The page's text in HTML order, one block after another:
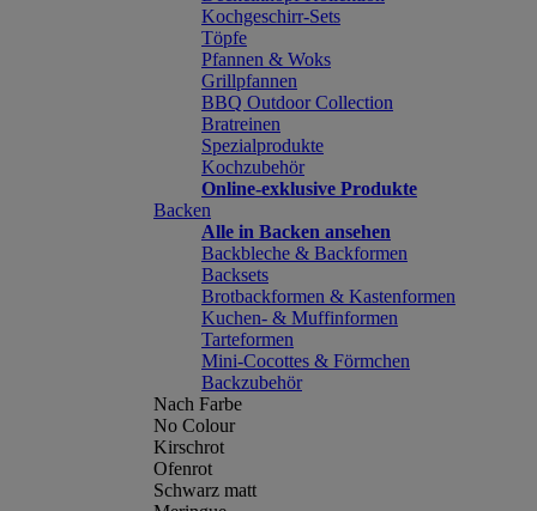
Kochgeschirr-Sets
Töpfe
Pfannen & Woks
Grillpfannen
BBQ Outdoor Collection
Bratreinen
Spezialprodukte
Kochzubehör
Online-exklusive Produkte
Backen
Alle in Backen ansehen
Backbleche & Backformen
Backsets
Brotbackformen & Kastenformen
Kuchen- & Muffinformen
Tarteformen
Mini-Cocottes & Förmchen
Backzubehör
Nach Farbe
No Colour
Kirschrot
Ofenrot
Schwarz matt